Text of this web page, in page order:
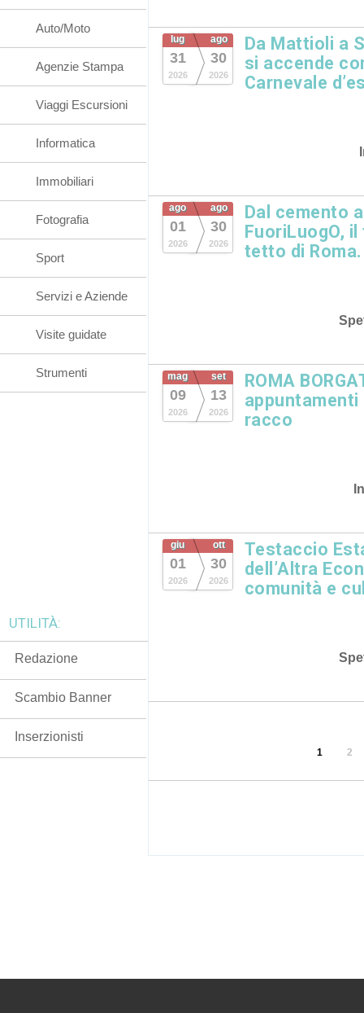
lug
31
2026
ago
30
2026
Da Mattioli a
si accende
Carnevale
ago
01
2026
ago
30
2026
Dal cemento
FuoriLuogO,
tetto di Roma.
mag
09
2026
set
13
2026
ROMA
racco
giu
01
2026
ott
30
2026
Testaccio
dell’Altra
comunità e
1 2
Auto/Moto
Agenzie Stampa
Viaggi Escursioni
Informatica
Immobiliari
Fotografia
Sport
Servizi e Aziende
Visite guidate
Strumenti
UTILITÀ:
Redazione
Scambio Banner
Inserzionisti